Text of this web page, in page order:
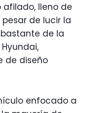
afilado, lleno de
de lucir la
de la
de diseño
enfocado a